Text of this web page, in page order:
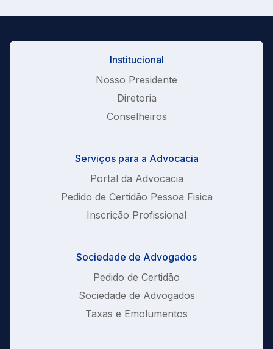
Institucional
Nosso Presidente
Diretoria
Conselheiros
Serviços para a Advocacia
Portal da Advocacia
Pedido de Certidão Pessoa Fisica
Inscrição Profissional
Sociedade de Advogados
Pedido de Certidão
Sociedade de Advogados
Taxas e Emolumentos